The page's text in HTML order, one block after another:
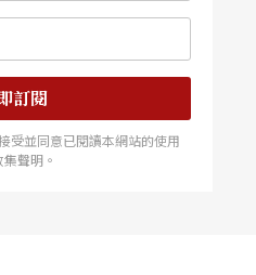
訂閱
受並同意已閱讀本網站的使用
聲明。